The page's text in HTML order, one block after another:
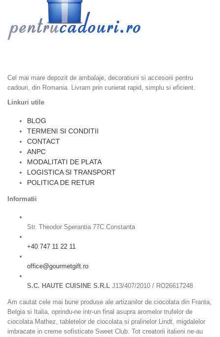
Cel mai mare depozit de ambalaje, decoratiuni si accesorii pentru
cadouri, din Romania. Livram prin curierat rapid, simplu si eficient.
Linkuri utile
BLOG
TERMENI SI CONDITII
CONTACT
ANPC
MODALITATI DE PLATA
LOGISTICA SI TRANSPORT
POLITICA DE RETUR
Informatii
Str. Theodor Sperantia 77C Constanta
+40 747 11 22 11
office@gourmetgift.ro
S.C. HAUTE CUISINE S.R.L J13/407/2010 / RO26617248
Am cautat cele mai bune produse ale artizanilor de ciocolata din Franta,
Belgia si Italia, oprindu-ne intr-un final asupra aromelor trufelor de
ciocolata Mathez, tabletelor de ciocolata si pralinelor Lindt, migdalelor
imbracate in creme sofisticate Sweet Club. Tot creatorii italieni ne-au